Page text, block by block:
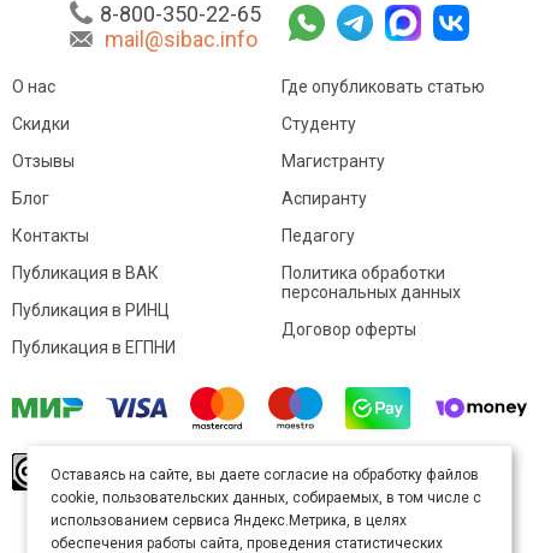
8-800-350-22-65
mail@sibac.info
О нас
Скидки
Отзывы
Блог
Контакты
Где опубликовать статью
Студенту
Магистранту
Аспиранту
Педагогу
Публикация в ВАК
Публикация в РИНЦ
Публикация в ЕГПНИ
Политика обработки
персональных данных
Договор оферты
произведение доступно полицензии Creative
Commons «Attribution» («Атрибуция») 4.0
Непортированная.
Карта сайта
Оставаясь на сайте, вы даете согласие на обработку файлов
cookie, пользовательских данных, собираемых, в том числе с
использованием сервиса Яндекс.Метрика, в целях
обеспечения работы сайта, проведения статистических